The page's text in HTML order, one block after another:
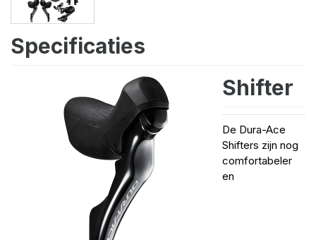
Specificaties
Shifter
De Dura-Ace
Shifters zijn nog
comfortabeler
en